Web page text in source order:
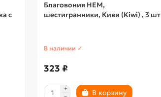
с
Благовония HEM,
шестигранники, Киви (Kiwi) , 3 шт
В наличии ✓
323 ₽
В корзину